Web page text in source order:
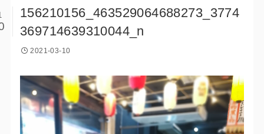
156210156_463529064688273_3774
369714639310044_n
2021-03-10